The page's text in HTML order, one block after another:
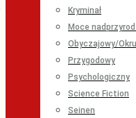
Kryminał
Moce
Obyczajowy/
Przygodowy
Psychologiczny
Science Fiction
Seinen